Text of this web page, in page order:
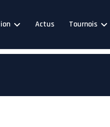
Actus Tournois